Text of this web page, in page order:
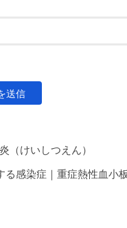
（けいしつえん）
る感染症｜重症熱性血小